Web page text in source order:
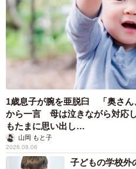
1歳息子が腕を亜脱臼 「奥さん
から一言 母は泣きながら対応
もたまに思い出し…
山岡 もと子
2026.08.06
子どもの学校